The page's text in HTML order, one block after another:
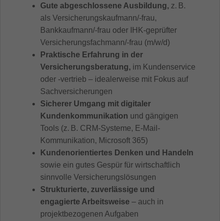
Gute abgeschlossene Ausbildung, z. B.
als Versicherungskaufmann/-frau,
Bankkaufmann/-frau oder IHK-geprüfter
Versicherungsfachmann/-frau (m/w/d)
Praktische Erfahrung in der
Versicherungsberatung, im Kundenservice
oder -vertrieb – idealerweise mit Fokus auf
Sachversicherungen
Sicherer Umgang mit digitaler
Kundenkommunikation und gängigen
Tools (z. B. CRM-Systeme, E-Mail-
Kommunikation, Microsoft 365)
Kundenorientiertes Denken und Handeln
sowie ein gutes Gespür für wirtschaftlich
sinnvolle Versicherungslösungen
Strukturierte, zuverlässige und
engagierte Arbeitsweise – auch in
projektbezogenen Aufgaben